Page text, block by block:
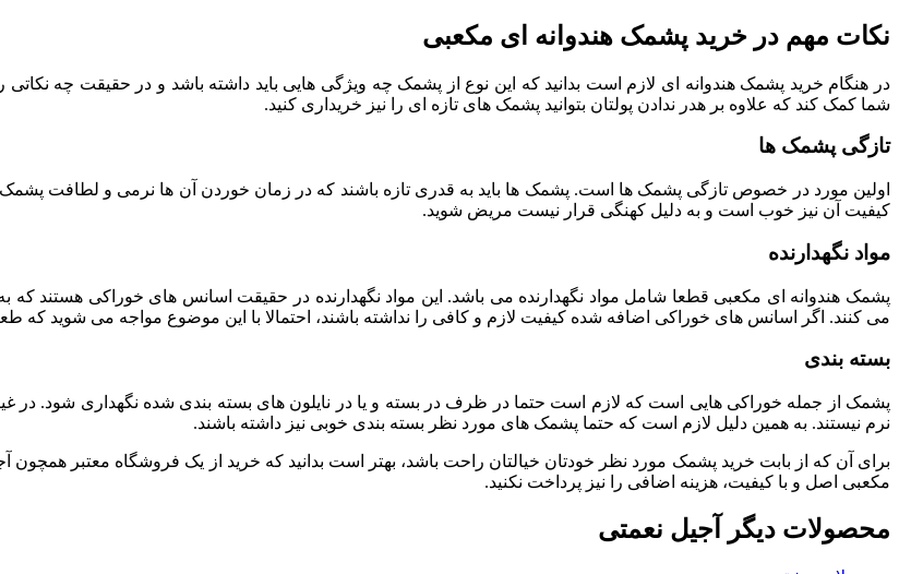
نکات مهم در خرید پشمک هندوانه ای مکعبی
در هنگام خرید پشمک هندوانه ای لازم است بدانید که این نوع از پشمک چه ویژگی هایی باید داشته باشد و در حقیقت چه نکاتی
شما کمک کند که علاوه بر هدر ندادن پولتان بتوانید پشمک های تازه ای را نیز خریداری کنید.
تازگی پشمک ها
اولین مورد در خصوص تازگی پشمک ها است. پشمک ها باید به قدری تازه باشند که در زمان خوردن آن ها نرمی و لطافت
کیفیت آن نیز خوب است و به دلیل کهنگی قرار نیست مریض شوید.
مواد نگهدارنده
پشمک هندوانه ای مکعبی قطعا شامل مواد نگهدارنده می باشد. این مواد نگهدارنده در حقیقت اسانس های خوراکی هستند
می کنند. اگر اسانس های خوراکی اضافه شده کیفیت لازم و کافی را نداشته باشند، احتمالا با این موضوع مواجه می شوید که
بسته بندی
پشمک از جمله خوراکی هایی است که لازم است حتما در ظرف در بسته و یا در نایلون های بسته بندی شده نگهداری شود. در
نرم نیستند. به همین دلیل لازم است که حتما پشمک های مورد نظر بسته بندی خوبی نیز داشته باشند.
برای آن که از بابت خرید پشمک مورد نظر خودتان خیالتان راحت باشد، بهتر است بدانید که خرید از یک فروشگاه معتبر
مکعبی اصل و با کیفیت، هزینه اضافی را نیز پرداخت نکنید.
محصولات دیگر آجیل نعمتی